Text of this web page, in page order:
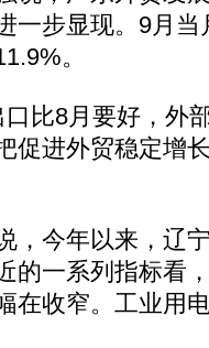
一步显现。9月
。
8月要好，外
促进外贸稳定增
今年以来，辽
的一系列指标看
在收窄。工业用